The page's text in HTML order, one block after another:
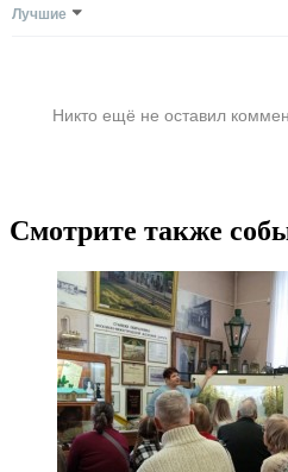
Лучшие
Никто ещё не оставил
Смотрите также